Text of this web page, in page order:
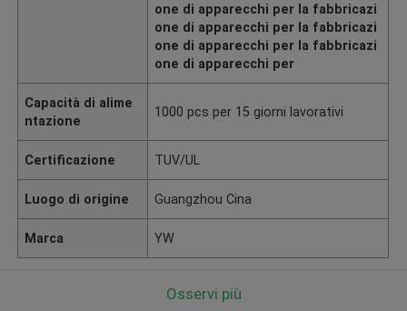
one di apparecchi per la fabbricazi
one di apparecchi per la fabbricazi
one di apparecchi per la fabbricazi
one di apparecchi per
Capacità di alime
ntazione
1000 pcs per 15 giorni lavorativi
Certificazione TUV/UL
Luogo di origine Guangzhou Cina
Marca YW
Osservi più